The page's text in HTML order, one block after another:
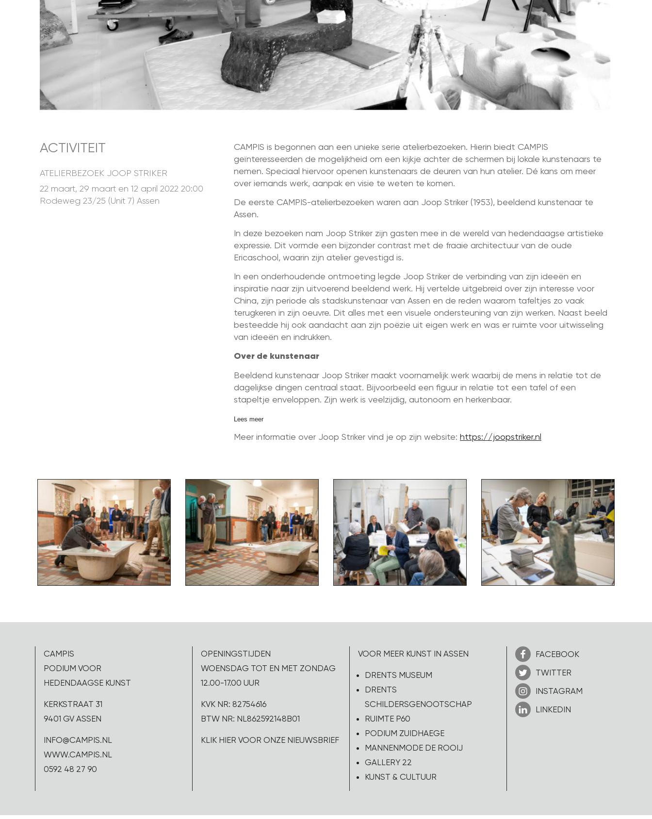
ACTIVITEIT
ATELIERBEZOEK JOOP STRIKER
22 maart, 29 maart en 12 april 2022 20:00
Rodeweg 23/25 (Unit 7) Assen
CAMPIS is begonnen aan een unieke serie atelierbezoeken. Hierin biedt CAMPIS
geïnteresseerden de mogelijkheid om een kijkje achter de schermen bij lokale kunstenaars te
nemen. Speciaal hiervoor openen kunstenaars de deuren van hun atelier. Dé kans om meer
over iemands werk, aanpak en visie te weten te komen.
De eerste CAMPIS-atelierbezoeken waren aan Joop Striker (1953), beeldend kunstenaar te
Assen.
In deze bezoeken nam Joop Striker zijn gasten mee in de wereld van hedendaagse artistieke
expressie. Dit vormde een bijzonder contrast met de fraaie architectuur van de oude
Ericaschool, waarin zijn atelier gevestigd is.
In een onderhoudende ontmoeting legde Joop Striker de verbinding van zijn ideeën en
inspiratie naar zijn uitvoerend beeldend werk. Hij vertelde uitgebreid over zijn interesse voor
China, zijn periode als stadskunstenaar van Assen en de reden waarom tafeltjes zo vaak
terugkeren in zijn oeuvre. Dit alles met een visuele ondersteuning van zijn werken. Naast beeld
besteedde hij ook aandacht aan zijn poëzie uit eigen werk en was er ruimte voor uitwisseling
van ideeën en indrukken.
Over de kunstenaar
Beeldend kunstenaar Joop Striker maakt voornamelijk werk waarbij de mens in relatie tot de
dagelijkse dingen centraal staat. Bijvoorbeeld een figuur in relatie tot een tafel of een
stapeltje enveloppen. Zijn werk is veelzijdig, autonoom en herkenbaar.
Lees meer
Meer informatie over Joop Striker vind je op zijn website: https://joopstriker.nl
CAMPIS
PODIUM VOOR
HEDENDAAGSE KUNST
KERKSTRAAT 31
9401 GV ASSEN
INFO@CAMPIS.NL
WWW.CAMPIS.NL
0592 48 27 90
OPENINGSTIJDEN
WOENSDAG TOT EN MET ZONDAG
12.00-17.00 UUR
KVK NR: 82754616
BTW NR: NL862592148B01
KLIK HIER VOOR ONZE NIEUWSBRIEF
VOOR MEER KUNST IN ASSEN
DRENTS MUSEUM
DRENTS
SCHILDERSGENOOTSCHAP
RUIMTE P60
PODIUM ZUIDHAEGE
MANNENMODE DE ROOIJ
GALLERY 22
KUNST & CULTUUR
FACEBOOK
TWITTER
INSTAGRAM
LINKEDIN